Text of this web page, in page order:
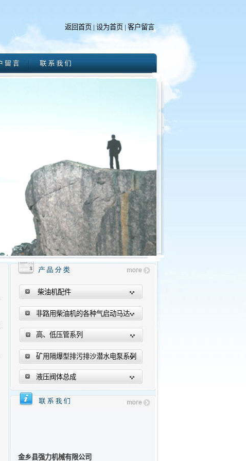
返回首页 | 设为首页 | 客户留言
柴油机配件
非路用柴油机的各种气启动马达
高、低压管系列
矿用隔爆型排污排沙潜水电泵系列
液压阀体总成
金乡县强力机械有限公司